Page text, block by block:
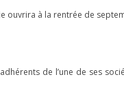
ouvrira à la rentrée de
de l’une de ses